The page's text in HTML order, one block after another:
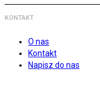
KONTAKT
O nas
Kontakt
Napisz do nas